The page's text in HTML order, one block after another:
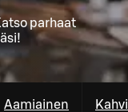
parhaat
Aamiainen